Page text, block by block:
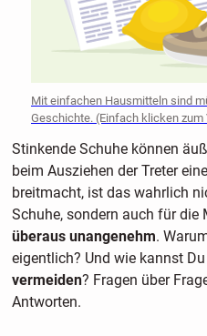
Mit einfachen Hausmitteln sind
Geschichte. (Einfach klicken zum
Stinkende Schuhe können
beim Ausziehen der Treter
breitmacht, ist das wahrlich
Schuhe, sondern auch für die
überaus unangenehm.
eigentlich? Und wie kannst Du
vermeiden? Fragen über
Antworten.